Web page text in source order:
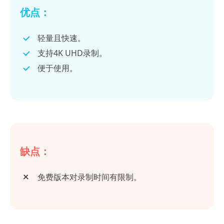
优点：
轻量且快速。
支持4K UHD录制。
便于使用。
缺点：
免费版本对录制时间有限制。